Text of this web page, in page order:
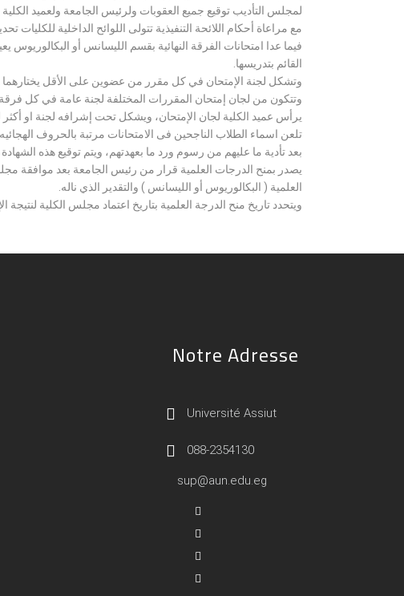
لمجلس التأديب توقيع جميع العقوبات ولرئيس الجامعة ولعميد
مع مراعاة أحكام اللائحة التنفيذية تتولى اللوائح الداخلية للكليات
فيما عدا امتحانات الفرقة النهائية بقسم الليسانس أو
القائم بتدريسها.
وتشكل لجنة الإمتحان في كل مقرر من عضوين على الأقل
وتتكون من لجان إمتحان المقررات المختلفة لجنة عامة في كل
يرأس عميد الكلية لجان الإمتحان، ويشكل تحت إشرافه لجنة او أكثر
تلعن اسماء الطلاب الناجحين فى الامتحانات مرتبة بالحروف
بعد تأدية ما عليهم من رسوم ورد ما بعهدتهم، ويتم توقيع هذه
يصدر بمنح الدرجات العلمية قرار من رئيس الجامعة بعد موافقة
العلمية ( البكالوريوس أو الليسانس ) والتقدير الذي ناله.
ويتحدد تاريخ منح الدرجة العلمية بتاريخ اعتماد مجلس الكلية لنتيجة
Notre Adresse
Université Assiut
088-2354130
sup@aun.edu.eg